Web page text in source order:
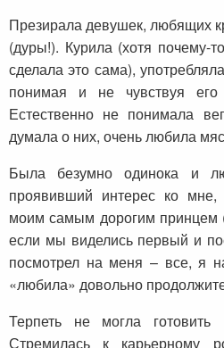
Презирала девушек, любящих
(дуры!). Курила (хотя почему-
сделала это сама),
понимая и не чувствуя его
Естественно не понимала
думала о них, очень любила
Была безумно одинока и
проявивший интерес ко мне,
моим самым дорогим принцем
если мы виделись первый и
посмотрел на меня – все, я
«любила» довольно
Терпеть не могла
Стремилась к карьерному